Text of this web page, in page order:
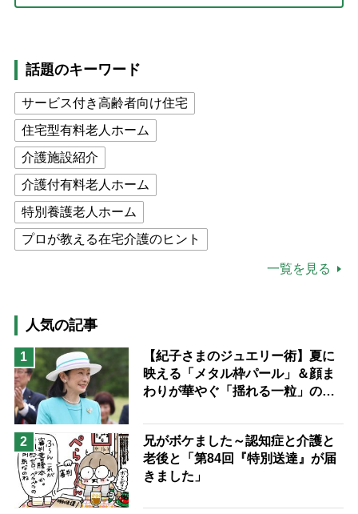
話題のキーワード
サービス付き高齢者向け住宅
住宅型有料老人ホーム
介護施設紹介
介護付有料老人ホーム
特別養護老人ホーム
プロが教える在宅介護のヒント
猫が母になつきません
息子の遠距離介護サバイバル術
兄がボケました
便利なサービス
予防法
一覧を見る
人気の記事
1
【紀子さまのジュエリー術】夏に
映える「メタル枠パール」＆顔ま
わりが華やぐ「揺れる一粒」の使
2
兄がボケました～認知症と介護と
老後と「第84回『特別送達』が届
きました」